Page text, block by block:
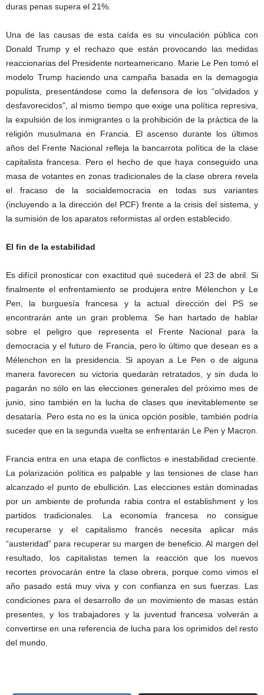
duras penas supera el 21%.
Una de las causas de esta caída es su vinculación pública con
Donald Trump y el rechazo que están provocando las medidas
reaccionarias del Presidente norteamericano. Marie Le Pen tomó el
modelo Trump haciendo una campaña basada en la demagogia
populista, presentándose como la defensora de los “olvidados y
desfavorecidos”, al mismo tiempo que exige una política represiva,
la expulsión de los inmigrantes o la prohibición de la práctica de la
religión musulmana en Francia. El ascenso durante los últimos
años del Frente Nacional refleja la bancarrota política de la clase
capitalista francesa. Pero el hecho de que haya conseguido una
masa de votantes en zonas tradicionales de la clase obrera revela
el fracaso de la socialdemocracia en todas sus variantes
(incluyendo a la dirección del PCF) frente a la crisis del sistema, y
la sumisión de los aparatos reformistas al orden establecido.
El fin de la estabilidad
Es difícil pronosticar con exactitud qué sucederá el 23 de abril. Si
finalmente el enfrentamiento se produjera entre Mélenchon y Le
Pen, la burguesía francesa y la actual dirección del PS se
encontrarán ante un gran problema. Se han hartado de hablar
sobre el peligro que representa el Frente Nacional para la
democracia y el futuro de Francia, pero lo último que desean es a
Mélenchon en la presidencia. Si apoyan a Le Pen o de alguna
manera favorecen su victoria quedarán retratados, y sin duda lo
pagarán no sólo en las elecciones generales del próximo mes de
junio, sino también en la lucha de clases que inevitablemente se
desataría. Pero esta no es la única opción posible, también podría
suceder que en la segunda vuelta se enfrentarán Le Pen y Macron.
Francia entra en una etapa de conflictos e inestabilidad creciente.
La polarización política es palpable y las tensiones de clase han
alcanzado el punto de ebullición. Las elecciones están dominadas
por un ambiente de profunda rabia contra el establishment y los
partidos tradicionales. La economía francesa no consigue
recuperarse y el capitalismo francés necesita aplicar más
“austeridad” para recuperar su margen de beneficio. Al margen del
resultado, los capitalistas temen la reacción que los nuevos
recortes provocarán entre la clase obrera, porque como vimos el
año pasado está muy viva y con confianza en sus fuerzas. Las
condiciones para el desarrollo de un movimiento de masas están
presentes, y los trabajadores y la juventud francesa volverán a
convertirse en una referencia de lucha para los oprimidos del resto
del mundo.